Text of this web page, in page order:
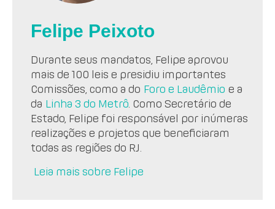
Felipe Peixoto
Durante seus mandatos, Felipe aprovou
mais de 100 leis e presidiu importantes
Comissões, como a do Foro e Laudêmio e a
da Linha 3 do Metrô . Como Secretário de
Estado, Felipe foi responsável por inúmeras
realizações e projetos que beneficiaram
todas as regiões do RJ.
Leia mais sobre Felipe